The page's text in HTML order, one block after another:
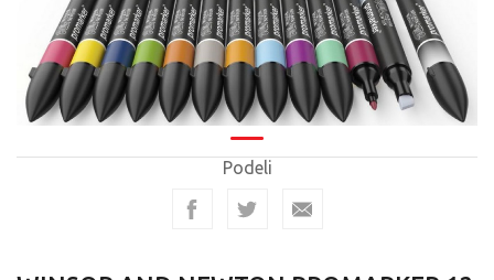
Podeli